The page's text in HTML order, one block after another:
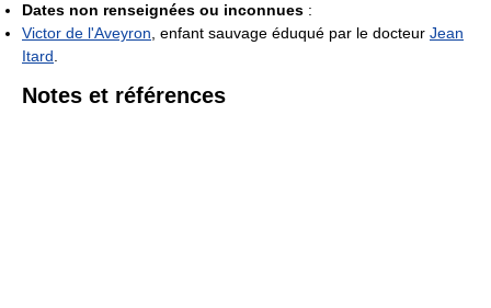
Dates non renseignées ou inconnues :
Victor de l'Aveyron, enfant sauvage éduqué par le docteur Jean
Itard.
Notes et références